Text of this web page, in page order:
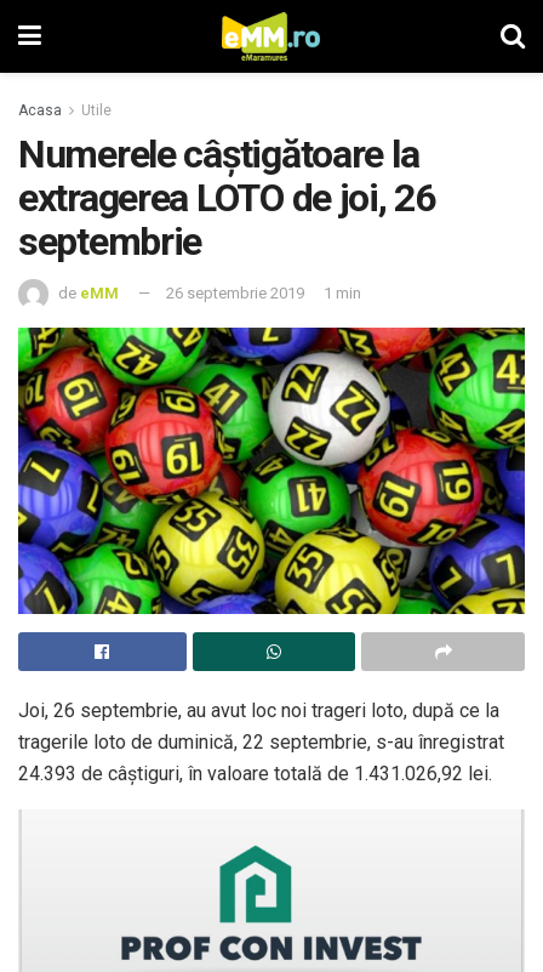
Acasa Utile
Numerele câştigătoare la
extragerea LOTO de joi, 26
septembrie
de eMM 26 septembrie 2019 1 min
Joi, 26 septembrie, au avut loc noi trageri loto, după ce la
tragerile loto de duminică, 22 septembrie, s-au înregistrat
24.393 de câștiguri, în valoare totală de 1.431.026,92 lei.